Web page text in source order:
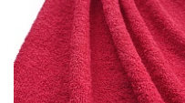
Электронная почта